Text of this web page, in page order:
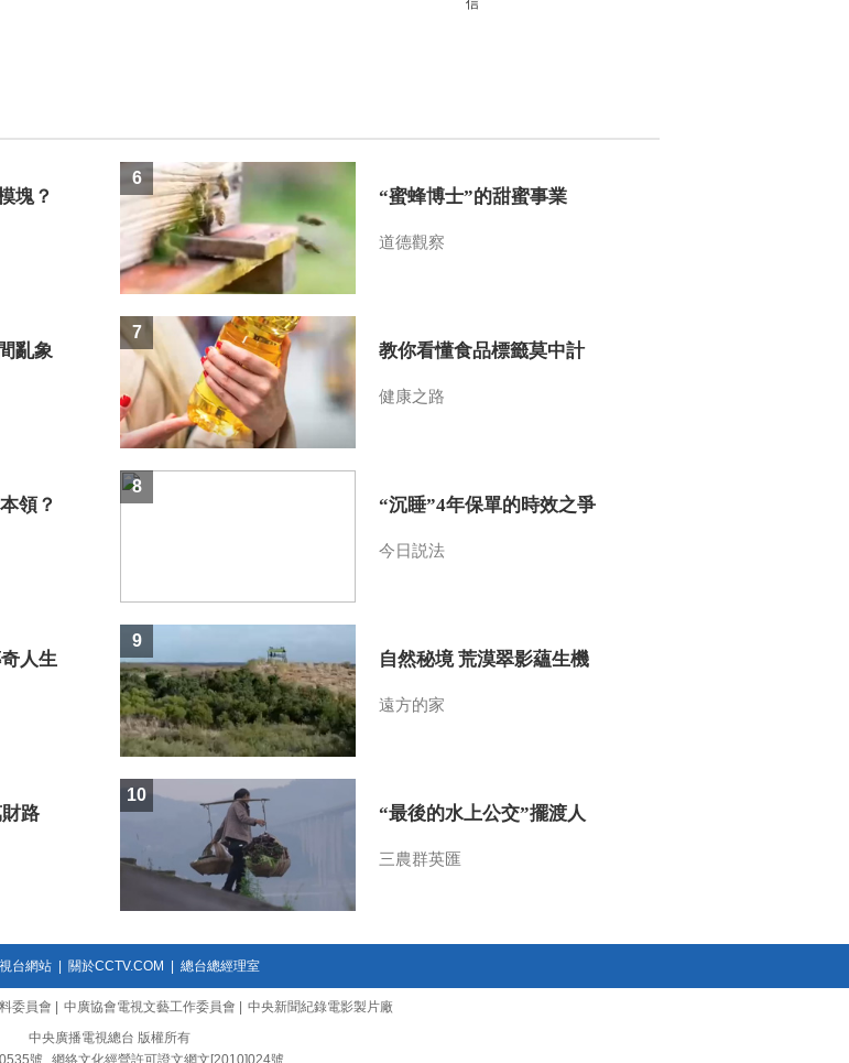
2010-03-24 18:07:51
隐士哲学家
塊？
亂象
領？
人生
路
“蜜蜂博士”的甜蜜事業
道德觀察
6
教你看懂食品標籤莫中計
健康之路
7
“沉睡”4年保單的時效之爭
今日説法
8
自然秘境 荒漠翠影蘊生機
遠方的家
9
“最後的水上公交”擺渡人
三農群英匯
10
台網站| 關於CCTV.COM 總台總經理室
委員會 中廣協會電視文藝工作委員會
中央新聞紀錄電影製片廠
中央廣播電視總台 版權所有
號
網絡文化經營許可證文網文[2010]024號